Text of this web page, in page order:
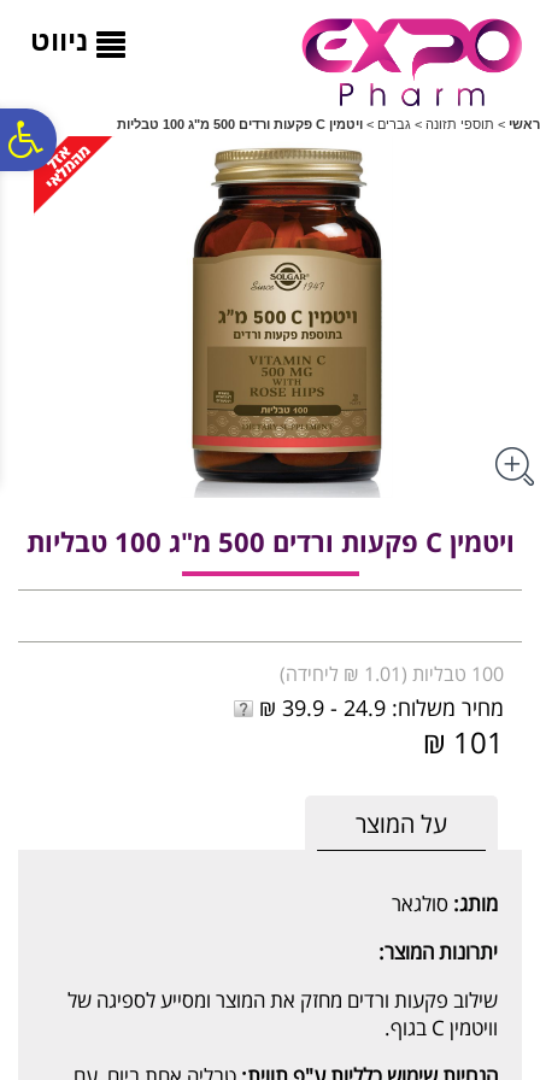
ניווט
ראשי > תוספי תזונה > גברים > ויטמין C פקעות ורדים 500 מ"ג 100 טבליות
ויטמין C פקעות ורדים 500 מ"ג 100 טבליות
100 טבליות (1.01 ₪ ליחידה)
מחיר משלוח: 24.9 - 39.9 ₪
101 ₪
על המוצר
מותג: סולגאר
יתרונות המוצר:
שילוב פקעות ורדים מחזק את המוצר ומסייע לספיגה של
וויטמין C בגוף.